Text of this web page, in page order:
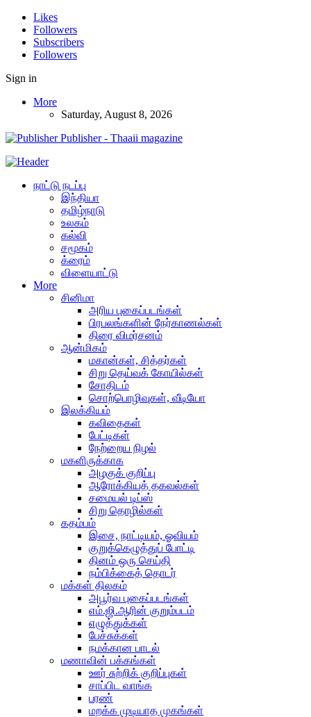
Likes
Followers
Subscribers
Followers
Sign in
More
Saturday, August 8, 2026
Publisher - Thaaii magazine
நாட்டு நடப்பு
இந்தியா
தமிழ்நாடு
உலகம்
கல்வி
சமூகம்
க்ரைம்
விளையாட்டு
More
சினிமா
அரிய புகைப்படங்கள்
பிரபலங்களின் நேர்காணல்கள்
திரை விமர்சனம்
ஆன்மிகம்
மகான்கள், சித்தர்கள்
சிறு தெய்வக் கோயில்கள்
சோதிடம்
சொற்பொழிவுகள், வீடியோ
இலக்கியம்
கவிதைகள்
பேட்டிகள்
நேற்றைய நிழல்
மகளிருக்காக
அழகுக் குறிப்பு
ஆரோக்கியத் தகவல்கள்
சமையல் டிப்ஸ்
சிறு தொழில்கள்
கதம்பம்
இசை, நாட்டியம், ஓவியம்
குறுக்கெழுத்துப் போட்டி
தினம் ஒரு செய்தி
நம்பிக்கைத் தொடர்
மக்கள் திலகம்
அபூர்வ புகைப்படங்கள்
எம்.ஜி.ஆரின் குறும்படம்
எழுத்துக்கள்
பேச்சுக்கள்
நமக்கான பாடல்
மணாவின் பக்கங்கள்
ஊர் சுற்றிக் குறிப்புகள்
சாப்பிட வாங்க
பரண்
மறக்க முடியாத முகங்கள்